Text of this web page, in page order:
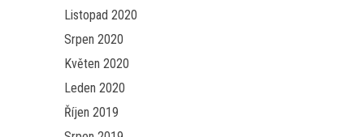
Listopad 2020
Srpen 2020
Květen 2020
Leden 2020
Říjen 2019